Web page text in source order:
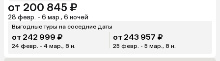
от 200 845 ₽
28 февр. - 6 мар., 6 ночей
Выгодные туры на соседние даты
от 242 999 ₽
24 февр. - 4 мар., 8 н.
от 243 957 ₽
25 февр. - 5 мар., 8 н.